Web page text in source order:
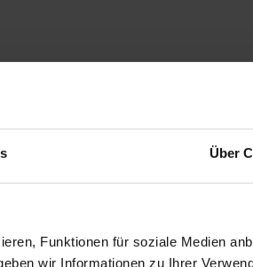
Über
Funktionen für soziale Medien
wir Informationen zu Ihrer